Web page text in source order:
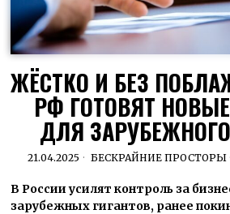
ЖЁСТКО И БЕЗ
РФ ГОТОВЯТ
ДЛЯ
21.04.2025 БЕСКРАЙНИЕ ПРОСТОРЫ
В России усилят контроль за
зарубежных гигантов, ранее